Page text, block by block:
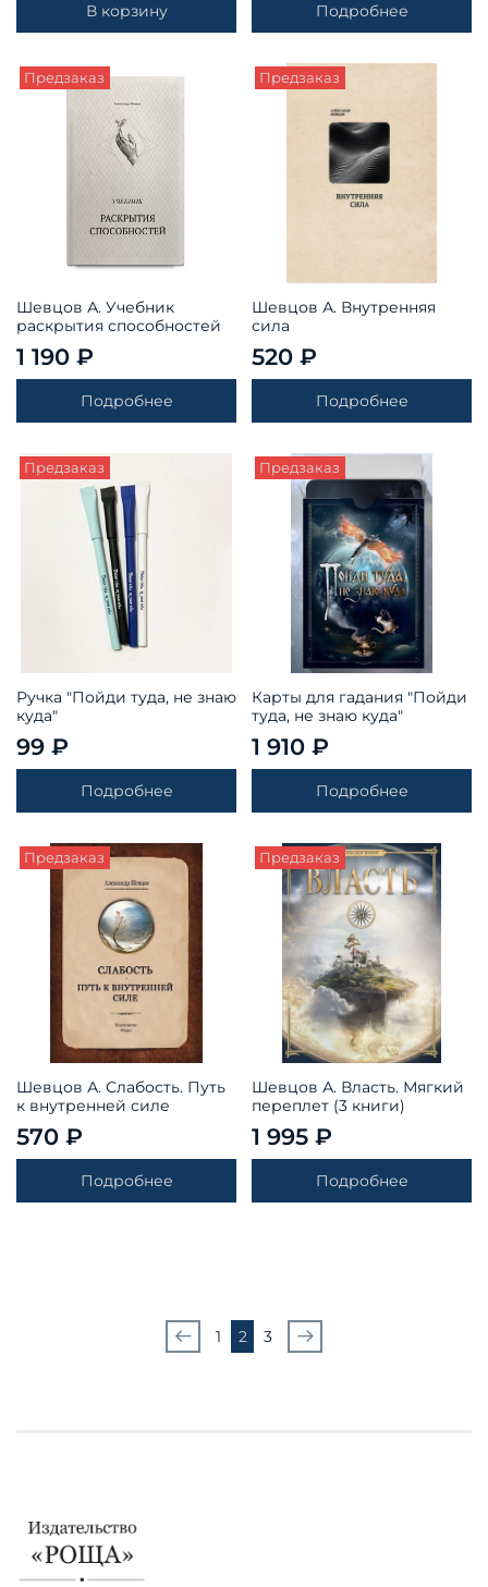
В корзину Подробнее
Предзаказ
Шевцов А. Учебник
раскрытия способностей
1 190 ₽
Подробнее
Предзаказ
Шевцов А. Внутренняя
сила
520 ₽
Подробнее
Предзаказ
Ручка "Пойди туда, не знаю
куда"
99 ₽
Подробнее
Предзаказ
Карты для гадания "Пойди
туда, не знаю куда"
1 910 ₽
Подробнее
Предзаказ
Шевцов А. Слабость. Путь
к внутренней силе
570 ₽
Подробнее
Предзаказ
Шевцов А. Власть. Мягкий
переплет (3 книги)
1 995 ₽
Подробнее
1 2 3